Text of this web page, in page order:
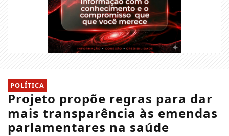
POLÍTICA
Projeto propõe regras para dar
mais transparência às emendas
parlamentares na saúde